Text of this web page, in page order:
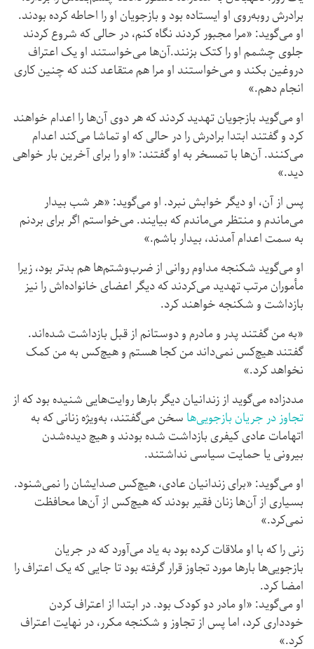
برادرش روبه‌روی او ایستاده بود و بازجویان او را احاطه کرده بودند.
او می‌گوید: «مرا مجبور کردند نگاه کنم، در حالی که شروع کردند
جلوی چشمم او را کتک بزنند.آن‌ها می‌خواستند او یک اعتراف
دروغین بکند و می‌خواستند او مرا هم متقاعد کند که چنین کاری
انجام دهم.»
او می‌گوید بازجویان تهدید کردند که هر دوی آن‌ها را اعدام خواهند
کرد و گفتند ابتدا برادرش را در حالی که او تماشا می‌کند اعدام
می‌کنند. آن‌ها با تمسخر به او گفتند: «او را برای آخرین بار خواهی
دید.»
پس از آن، او دیگر خوابش نبرد. او می‌گوید: «هر شب بیدار
می‌ماندم و منتظر می‌ماندم که بیایند. می‌خواستم اگر برای بردنم
به سمت اعدام آمدند، بیدار باشم.»
او می‌گوید شکنجه مداوم روانی از ضرب‌وشتم‌ها هم بدتر بود، زیرا
مأموران مرتب تهدید می‌کردند که دیگر اعضای خانواده‌اش را نیز
بازداشت و شکنجه خواهند کرد.
«به من گفتند پدر و مادرم و دوستانم از قبل بازداشت شده‌اند.
گفتند هیچ‌کس نمی‌داند من کجا هستم و هیچ‌کس به من کمک
نخواهد کرد.»
مددزاده می‌گوید از زندانیان دیگر بارها روایت‌هایی شنیده بود که از
تجاوز در جریان بازجویی‌ها سخن می‌گفتند، به‌ویژه زنانی که به
اتهامات عادی کیفری بازداشت شده بودند و هیچ دیده‌شدن
بیرونی یا حمایت سیاسی نداشتند.
او می‌گوید: «برای زندانیان عادی، هیچ‌کس صدایشان را نمی‌شنود.
بسیاری از آن‌ها زنان فقیر بودند که هیچ‌کس از آن‌ها محافظت
نمی‌کرد.»
زنی را که با او ملاقات کرده بود به یاد می‌آورد که در جریان
بازجویی‌ها بارها مورد تجاوز قرار گرفته بود تا جایی که یک اعتراف را
امضا کرد.
او می‌گوید: «او مادر دو کودک بود. در ابتدا از اعتراف کردن
خودداری کرد، اما پس از تجاوز و شکنجه مکرر، در نهایت اعتراف
کرد.»